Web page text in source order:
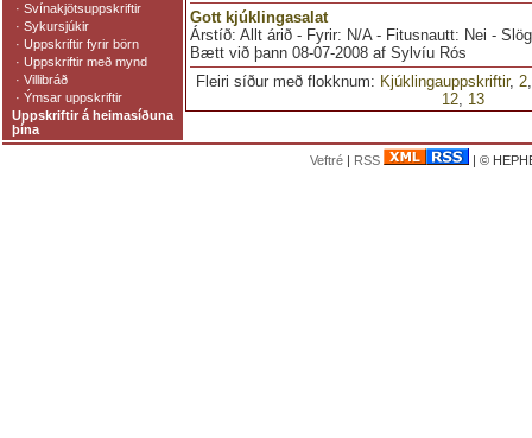
Gott kjúklingasalat
Árstíð: Allt árið - Fyrir: N/A - Fitusnautt: Nei -
Bætt við þann 08-07-2008 af Sylvíu Rós
Fleiri síður með flokknum: Kjúklingauppskriftir, 2
12, 13
· Svínakjötsuppskriftir
· Sykursjúkir
· Uppskriftir fyrir börn
· Uppskriftir með mynd
· Villibráð
· Ýmsar uppskriftir
Uppskriftir á heimasíðuna
þína
Veftré| RSS | ©